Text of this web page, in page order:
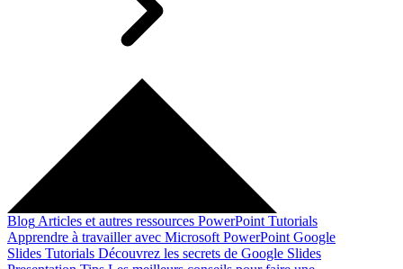
Blog Articles et autres ressources PowerPoint Tutorials
Apprendre à travailler avec Microsoft PowerPoint Google
Slides Tutorials Découvrez les secrets de Google Slides